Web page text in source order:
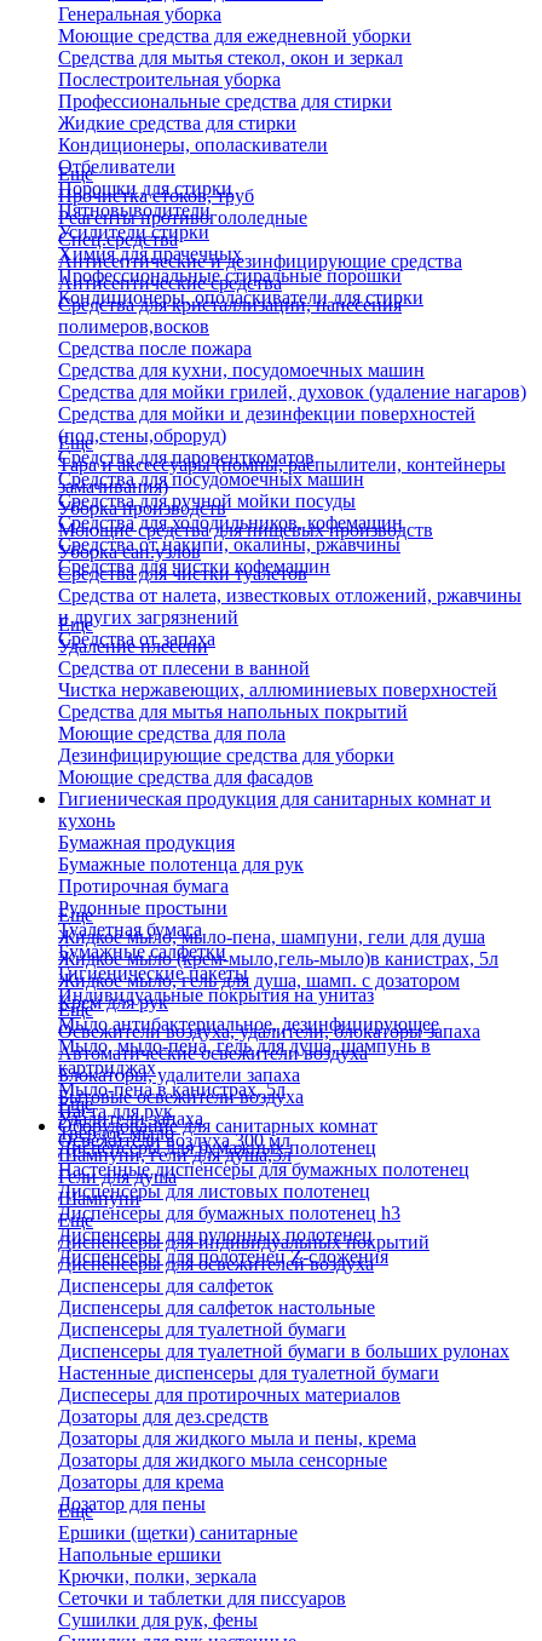
Генеральная уборка
Моющие средства для ежедневной уборки
Средства для мытья стекол, окон и зеркал
Послестроительная уборка
Профессиональные средства для стирки
Жидкие средства для стирки
Кондиционеры, ополаскиватели
Отбеливатели
Порошки для стирки
Пятновыводители
Усилители стирки
Химия для прачечных
Профессиональные стиральные порошки
Кондиционеры, ополаскиватели для стирки
Еще
Прочистка стоков, труб
Реагенты противогололедные
Спец.средства
Антисептические и дезинфицирующие средства
Антисептические средства
Средства для кристаллизации, нанесения
полимеров,восков
Средства после пожара
Средства для кухни, посудомоечных машин
Средства для мойки грилей, духовок (удаление нагаров)
Средства для мойки и дезинфекции поверхностей
(пол,стены,оброруд)
Средства для паровенткоматов
Средства для посудомоечных машин
Средства для ручной мойки посуды
Средства для холодильников, кофемашин
Средства от накипи, окалины, ржавчины
Средства для чистки кофемашин
Еще
Тара и аксессуары (помпы, распылители, контейнеры
замачивания)
Уборка производств
Моющие средства для пищевых производств
Уборка сан.узлов
Средства для чистки туалетов
Средства от налета, известковых отложений, ржавчины
и других загрязнений
Средства от запаха
Еще
Удаление плесени
Средства от плесени в ванной
Чистка нержавеющих, аллюминиевых поверхностей
Средства для мытья напольных покрытий
Моющие средства для пола
Дезинфицирующие средства для уборки
Моющие средства для фасадов
Гигиеническая продукция для санитарных комнат и
кухонь
Бумажная продукция
Бумажные полотенца для рук
Протирочная бумага
Рулонные простыни
Туалетная бумага
Бумажные салфетки
Гигиенические пакеты
Индивидуальные покрытия на унитаз
Еще
Жидкое мыло, мыло-пена, шампуни, гели для душа
Жидкое мыло (крем-мыло,гель-мыло)в канистрах, 5л
Жидкое мыло, гель для душа, шамп. с дозатором
Крем для рук
Мыло антибактериальное, дезинфицирующее
Мыло, мыло-пена, гель для душа, шампунь в
картриджах
Мыло-пена в канистрах, 5л
Паста для рук
Твердое мыло
Шампуни, гели для душа,5л
Гели для душа
Шампуни
Еще
Освежители воздуха, удалители, блокаторы запаха
Автоматические освежители воздуха
Блокаторы, удалители запаха
Бытовые освежители воздуха
Удалители запаха
Освежители воздуха 300 мл
Еще
Оборудование для санитарных комнат
Диспенсеры для бумажных полотенец
Настенные диспенсеры для бумажных полотенец
Диспенсеры для листовых полотенец
Диспенсеры для бумажных полотенец h3
Диспенсеры для рулонных полотенец
Диспенсеры для полотенец Z-сложения
Еще
Диспенсеры для индивидуальных покрытий
Диспенсеры для освежителей воздуха
Диспенсеры для салфеток
Диспенсеры для салфеток настольные
Диспенсеры для туалетной бумаги
Диспенсеры для туалетной бумаги в больших рулонах
Настенные диспенсеры для туалетной бумаги
Диспесеры для протирочных материалов
Дозаторы для дез.средств
Дозаторы для жидкого мыла и пены, крема
Дозаторы для жидкого мыла сенсорные
Дозаторы для крема
Дозатор для пены
Еще
Ершики (щетки) санитарные
Напольные ершики
Крючки, полки, зеркала
Сеточки и таблетки для писсуаров
Сушилки для рук, фены